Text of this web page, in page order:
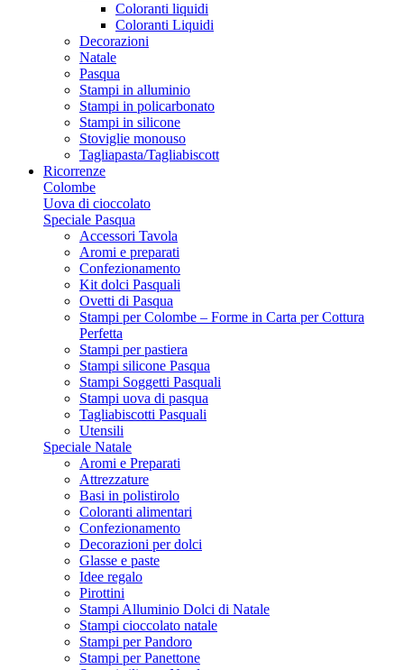
Coloranti liquidi
Coloranti Liquidi
Decorazioni
Natale
Pasqua
Stampi in alluminio
Stampi in policarbonato
Stampi in silicone
Stoviglie monouso
Tagliapasta/Tagliabiscott
Ricorrenze
Colombe
Uova di cioccolato
Speciale Pasqua
Accessori Tavola
Aromi e preparati
Confezionamento
Kit dolci Pasquali
Ovetti di Pasqua
Stampi per Colombe – Forme in Carta per Cottura
Perfetta
Stampi per pastiera
Stampi silicone Pasqua
Stampi Soggetti Pasquali
Stampi uova di pasqua
Tagliabiscotti Pasquali
Utensili
Speciale Natale
Aromi e Preparati
Attrezzature
Basi in polistirolo
Coloranti alimentari
Confezionamento
Decorazioni per dolci
Glasse e paste
Idee regalo
Pirottini
Stampi Alluminio Dolci di Natale
Stampi cioccolato natale
Stampi per Pandoro
Stampi per Panettone